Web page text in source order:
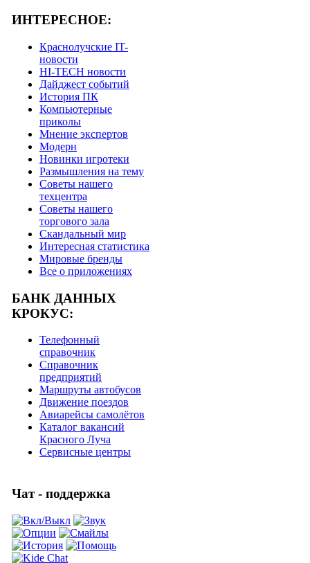
ИНТЕРЕСНОЕ:
Краснолучские IT-
новости
HI-TECH новости
Дайджест событий
История ПК
Компьютерные
приколы
Мнение экспертов
Модерн
Новинки игротеки
Размышления на тему
Советы нашего
техцентра
Советы нашего
торгового зала
Скандальный мир
Интересная статистика
Мировые бренды
Все о приложениях
БАНК ДАННЫХ
КРОКУС:
Телефонный
справочник
Справочник
предприятий
Маршруты автобусов
Движение поездов
Авиарейсы самолётов
Каталог вакансий
Красного Луча
Сервисные центры
Чат - поддержка